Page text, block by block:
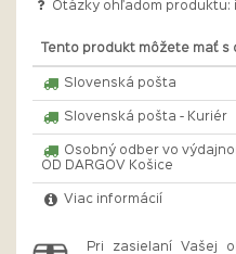
Otázky ohľadom produktu:
Tento produkt môžete mať s
Slovenská pošta
Slovenská pošta - Kuriér
Osobný odber vo
OD DARGOV Košice
Viac informácií
Pri zasielaní Vašej